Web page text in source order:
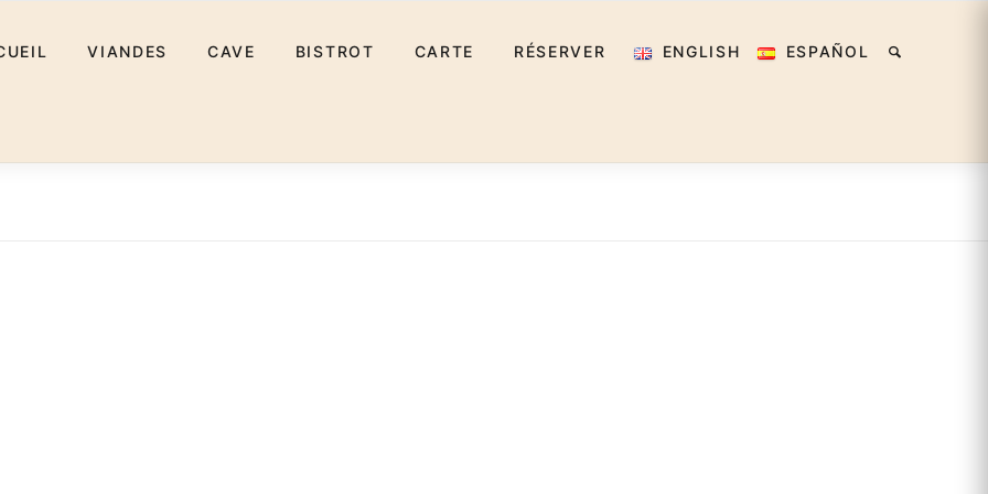
VIANDES CAVE BISTROT CARTE RÉSERVER ENGLISH ESPAÑOL